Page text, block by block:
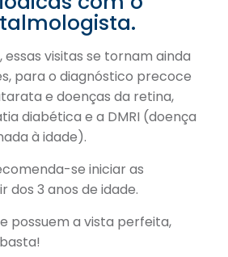
essas visitas se tornam ainda
para o diagnóstico precoce
e doenças da retina,
diabética e a DMRI (doença
à idade).
se iniciar as
dos 3 anos de idade.
possuem a vista perfeita,